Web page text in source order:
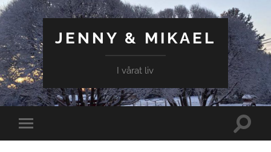
JENNY & MIKAEL
I vårat liv
Slå
på/av
Slå